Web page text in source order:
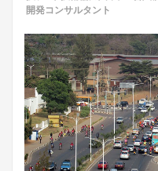
開発コンサルタント